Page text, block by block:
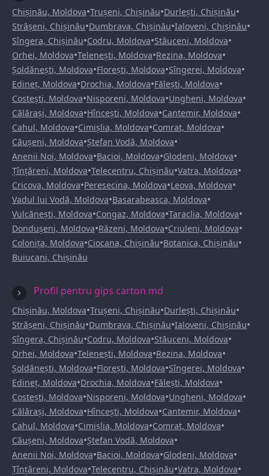
Chișinău, Moldova•Trușeni, Chișinău•Durlești, Chișinău•
Strășeni, Chișinău•Dumbrava, Chișinău•Ialoveni, Chișinău•
Sîngera, Chișinău•Codru, Moldova•Stăuceni, Moldova•
Orhei, Moldova•Telenești, Moldova•Rezina, Moldova•
Șoldănești, Moldova•Florești, Moldova•Sîngerei, Moldova•
Edineț, Moldova•Drochia, Moldova•Fălești, Moldova•
Costești, Moldova•Nisporeni, Moldova•Ungheni, Moldova•
Călărași, Moldova•Hîncești, Moldova•Cantemir, Moldova•
Cahul, Moldova•Cimișlia, Moldova•Comrat, Moldova•
Căușeni, Moldova•Ștefan Vodă, Moldova•
Anenii Noi, Moldova•Bacioi, Moldova•Glodeni, Moldova•
Țînțăreni, Moldova•Telecentru, Chișinău•Vatra, Moldova•
Cricova, Moldova•Peresecina, Moldova•Leova, Moldova•
Vadul lui Vodă, Moldova•Basarabeasca, Moldova•
Vulcănești, Moldova•Congaz, Moldova•Taraclia, Moldova•
Dondușeni, Moldova•Răzeni, Moldova•Criuleni, Moldova•
Colonița, Moldova•Ciocana, Chișinău•Botanica, Chișinău•
Buiucani, Chișinău
Profil pentru gips carton md
Chișinău, Moldova•Trușeni, Chișinău•Durlești, Chișinău•
Strășeni, Chișinău•Dumbrava, Chișinău•Ialoveni, Chișinău•
Sîngera, Chișinău•Codru, Moldova•Stăuceni, Moldova•
Orhei, Moldova•Telenești, Moldova•Rezina, Moldova•
Șoldănești, Moldova•Florești, Moldova•Sîngerei, Moldova•
Edineț, Moldova•Drochia, Moldova•Fălești, Moldova•
Costești, Moldova•Nisporeni, Moldova•Ungheni, Moldova•
Călărași, Moldova•Hîncești, Moldova•Cantemir, Moldova•
Cahul, Moldova•Cimișlia, Moldova•Comrat, Moldova•
Căușeni, Moldova•Ștefan Vodă, Moldova•
Anenii Noi, Moldova•Bacioi, Moldova•Glodeni, Moldova•
Țînțăreni, Moldova•Telecentru, Chișinău•Vatra, Moldova•